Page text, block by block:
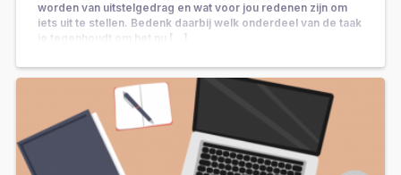
worden van uitstelgedrag en wat voor jou redenen zijn om
iets uit te stellen. Bedenk daarbij welk onderdeel van de taak
je tegenhoudt om het nu […]